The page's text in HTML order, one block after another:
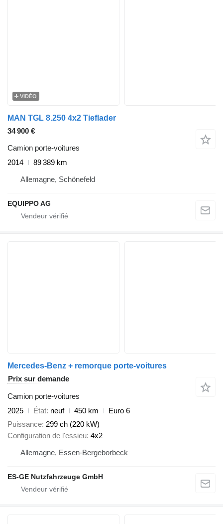
VIDÉO
MAN TGL 8.250 4x2 Tieflader
34 900 €
Camion porte-voitures
2014
89 389 km
Allemagne, Schönefeld
EQUIPPO AG
Mercedes-Benz + remorque porte-voitures
Prix sur demande
Camion porte-voitures
2025
État neuf 450 km
Euro 6
Puissance 299 ch (220 kW)
Configuration de l'essieu 4x2
Allemagne, Essen-Bergeborbeck
ES-GE Nutzfahrzeuge GmbH